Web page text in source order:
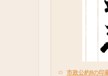
市政公約IIの印